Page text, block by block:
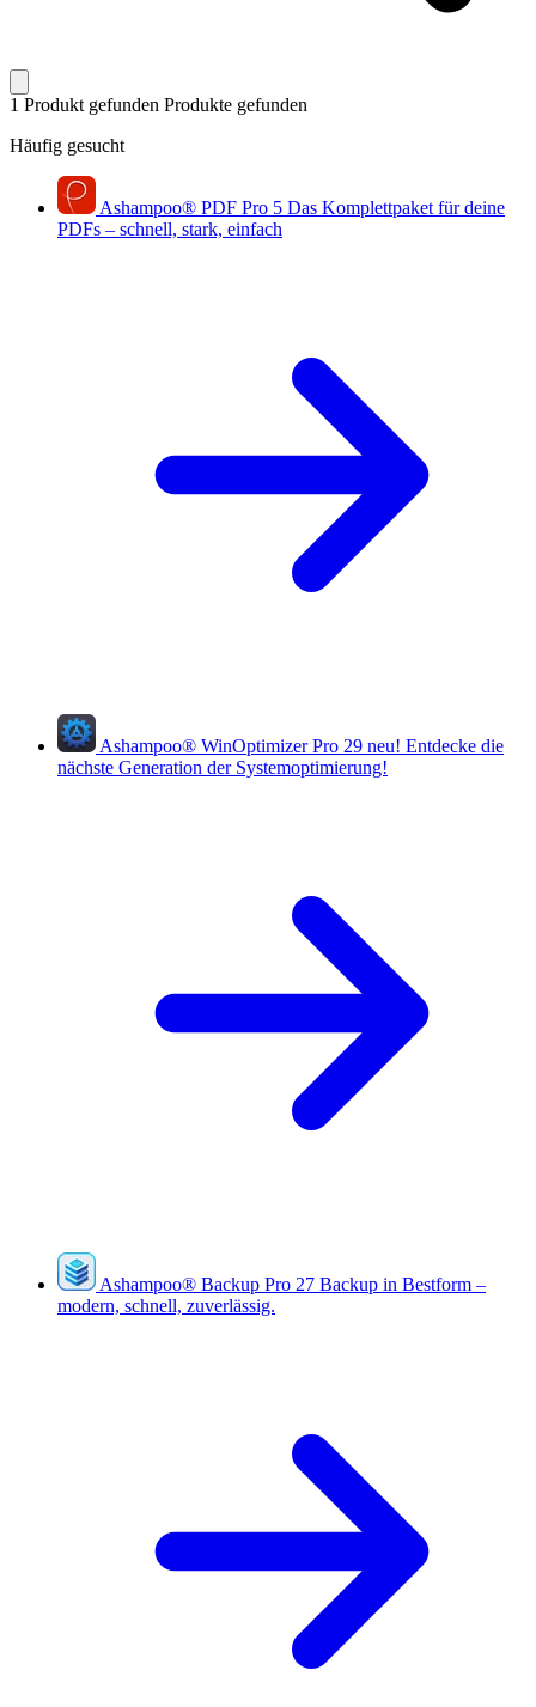
1 Produkt gefunden Produkte gefunden
Häufig gesucht
Ashampoo® PDF Pro 5 Das Komplettpaket für deine
PDFs – schnell, stark, einfach
Ashampoo® WinOptimizer Pro 29 neu! Entdecke die
nächste Generation der Systemoptimierung!
Ashampoo® Backup Pro 27 Backup in Bestform –
modern, schnell, zuverlässig.